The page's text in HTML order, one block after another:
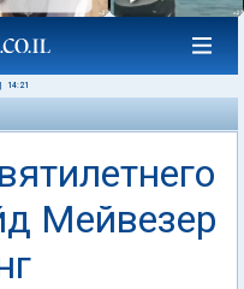
14:21
Мейвезер